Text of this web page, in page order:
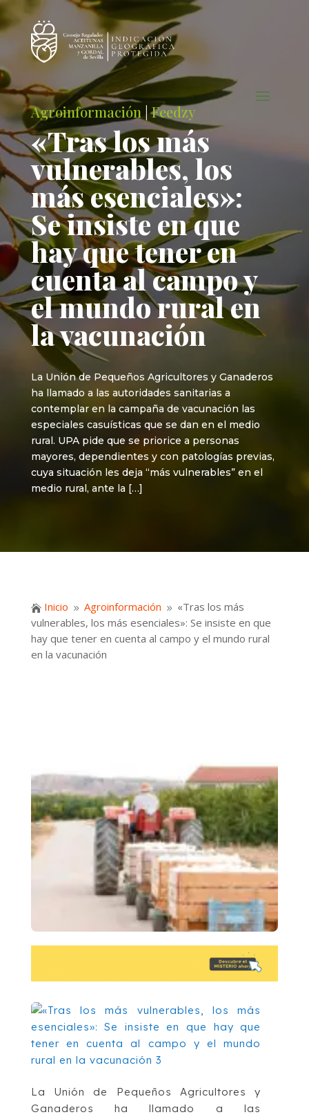
Agroinformación |Feedzy
«Tras los más
vulnerables, los
más esenciales»:
Se insiste en que
hay que tener en
cuenta al campo y
el mundo rural en
la vacunación
La Unión de Pequeños Agricultores y Ganaderos
ha llamado a las autoridades sanitarias a
contemplar en la campaña de vacunación las
especiales casuísticas que se dan en el medio
rural. UPA pide que se priorice a personas
mayores, dependientes y con patologías previas,
cuya situación les deja “más vulnerables” en el
medio rural, ante la […]
 Inicio 9 Agroinformación 9 «Tras los más
vulnerables, los más esenciales»: Se insiste en que
hay que tener en cuenta al campo y el mundo rural
en la vacunación
La Unión de Pequeños Agricultores y
Ganaderos ha llamado a las